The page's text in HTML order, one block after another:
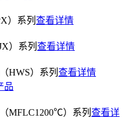
）系列 查看详情
）系列 查看详情
HWS）系列 查看详情
品
MFLC1200℃）系列 查看详